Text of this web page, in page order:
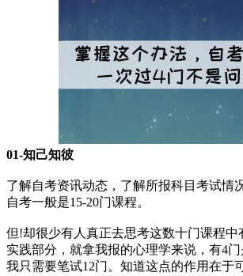
01-知己知彼
了解自考资讯动态，了解所报科目考试情
自考一般是15-20门课程。
但!却很少有人真正去思考这数十门课程中
实践部分，就拿我报的心理学来说，有4
我只需要笔试12门。知道这点的作用在于